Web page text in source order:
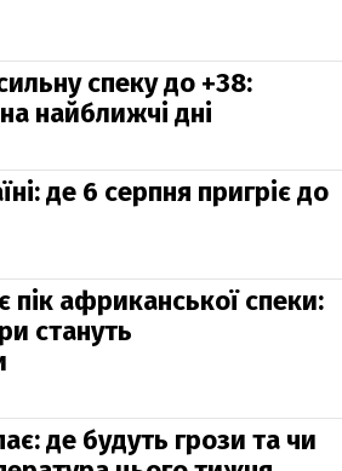
спеку до +38:
найближчі дні
де 6 серпня пригріє до
пік африканської спеки:
стануть
де будуть грози та чи